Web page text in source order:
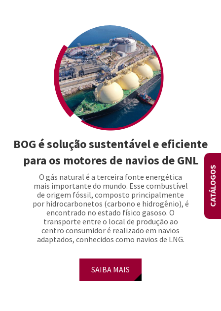
BOG é solução sustentável e eficiente
para os motores de navios de GNL
O gás natural é a terceira fonte energética
mais importante do mundo. Esse combustível
de origem fóssil, composto principalmente
por hidrocarbonetos (carbono e hidrogênio), é
encontrado no estado físico gasoso. O
transporte entre o local de produção ao
centro consumidor é realizado em navios
adaptados, conhecidos como navios de LNG.
SAIBA MAIS
CATÁLOGOS